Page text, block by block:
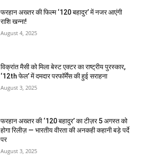
फरहान अख्तर की फिल्म ‘120 बहादुर’ में नजर आएंगी
राशि खन्ना!
August 4, 2025
विक्रांत मैसी को मिला बेस्ट एक्टर का राष्ट्रीय पुरस्कार,
‘12th फेल’ में दमदार परफॉर्मेंस की हुई सराहना
August 3, 2025
फरहान अख्तर की ‘120 बहादुर’ का टीज़र 5 अगस्त को
होगा रिलीज़ — भारतीय वीरता की अनकही कहानी बड़े पर्दे
पर
August 3, 2025